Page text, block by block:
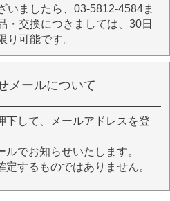
いましたら、03-5812-4584ま
・交換につきましては、30日
り可能です。
メールについて
下して、メールアドレスを登
でお知らせいたします。
するものではありません。